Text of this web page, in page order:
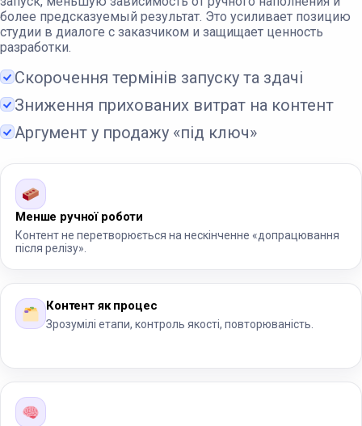
более предсказуемый результат. Это усиливает позицию
студии в диалоге с заказчиком и защищает ценность
разработки.
Скорочення термінів запуску та здачі
Зниження прихованих витрат на контент
Аргумент у продажу «під ключ»
Менше ручної роботи
Контент не перетворюється на нескінченне «допрацювання
після релізу».
Контент як процес
Зрозумілі етапи, контроль якості, повторюваність.